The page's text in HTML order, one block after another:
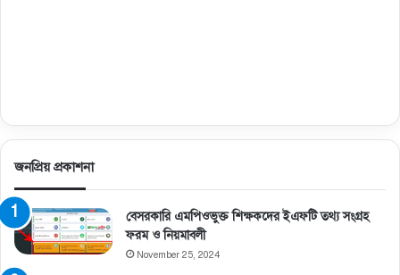
জনপ্রিয় প্রকাশনা
বেসরকারি এমপিওভুক্ত শিক্ষকদের ইএফটি তথ্য সংগ্রহ
ফরম ও নিয়মাবলী
November 25, 2024